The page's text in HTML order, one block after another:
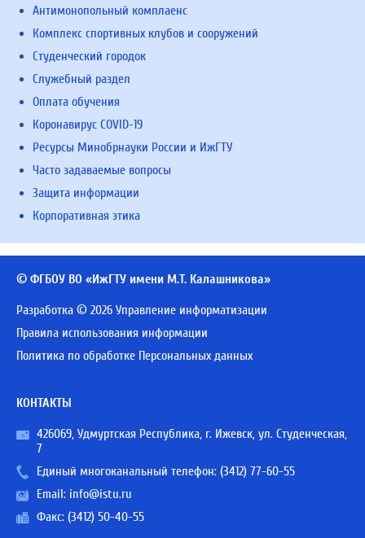
Антимонопольный комплаенс
Комплекс спортивных клубов и сооружений
Студенческий городок
Служебный раздел
Оплата обучения
Коронавирус COVID-19
Ресурсы Минобрнауки России и ИжГТУ
Часто задаваемые вопросы
Защита информации
Корпоративная этика
© ФГБОУ ВО «ИжГТУ имени М.Т. Калашникова»
Разработка © 2026 Управление информатизации
Правила использования информации
Политика по обработке Персональных данных
КОНТАКТЫ
426069, Удмуртская Республика, г. Ижевск, ул. Студенческая,
7
Единый многоканальный телефон: (3412) 77-60-55
Email: info@istu.ru
Факс: (3412) 50-40-55